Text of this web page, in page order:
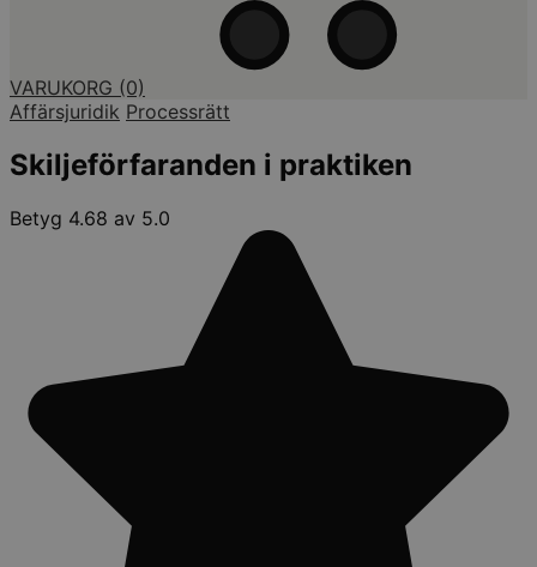
VARUKORG (0)
Affärsjuridik Processrätt
Skiljeförfaranden i praktiken
Betyg 4.68 av 5.0